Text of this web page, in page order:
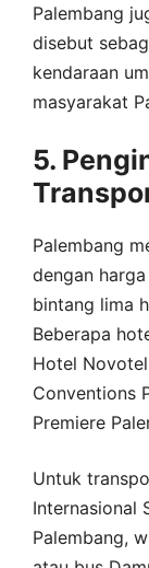
Palembang
disebut
kendaraan
masyarakat
5.
Palembang
dengan
bintang lima
Beberapa
Hotel Novotel
Conventions
Premiere
Untuk
Internasional
Palembang,